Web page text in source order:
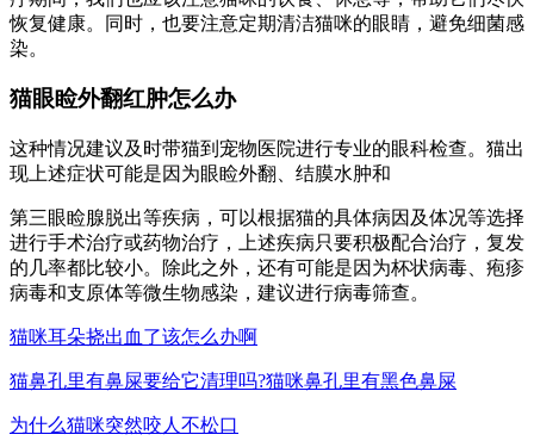
恢复健康。同时，也要注意定期清洁猫咪的眼睛，避免细菌感
染。
猫眼睑外翻红肿怎么办
这种情况建议及时带猫到宠物医院进行专业的眼科检查。猫出
现上述症状可能是因为眼睑外翻、结膜水肿和
第三眼睑腺脱出等疾病，可以根据猫的具体病因及体况等选择
进行手术治疗或药物治疗，上述疾病只要积极配合治疗，复发
的几率都比较小。除此之外，还有可能是因为杯状病毒、疱疹
病毒和支原体等微生物感染，建议进行病毒筛查。
猫咪耳朵挠出血了该怎么办啊
猫鼻孔里有鼻屎要给它清理吗?猫咪鼻孔里有黑色鼻屎
为什么猫咪突然咬人不松口